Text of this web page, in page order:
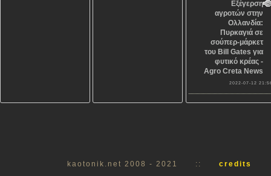
Εξέγερση
αγροτών στην
Ολλανδία:
Πυρκαγιά σε
σούπερ-μάρκετ
του Bill Gates για
φυτικό κρέας -
Agro Creta News
2022-07-12
kaotonik.net 2008 - 2021 :: credits